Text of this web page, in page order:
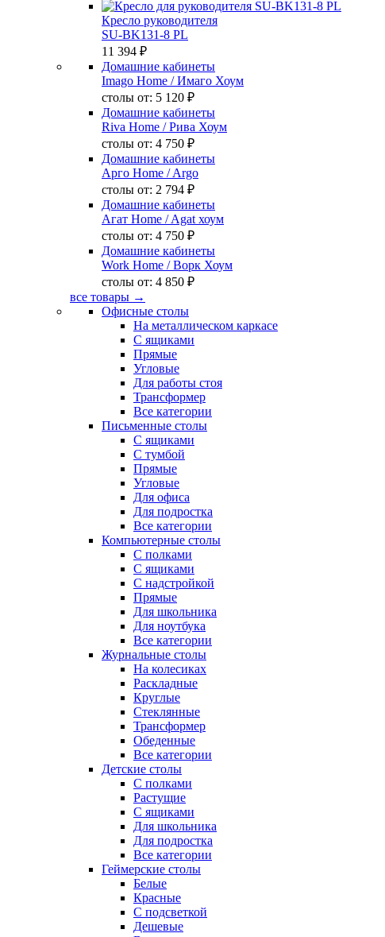
Кресло руководителя
SU-BK131-8 PL
11 394 ₽
Домашние кабинеты
Imago Home / Имаго Хоум
столы от: 5 120 ₽
Домашние кабинеты
Riva Home / Рива Хоум
столы от: 4 750 ₽
Домашние кабинеты
Арго Home / Argo
столы от: 2 794 ₽
Домашние кабинеты
Агат Home / Agat хоум
столы от: 4 750 ₽
Домашние кабинеты
Work Home / Ворк Хоум
столы от: 4 850 ₽
все товары →
Офисные столы
На металлическом каркасе
С ящиками
Прямые
Угловые
Для работы стоя
Трансформер
Все категории
Письменные столы
С ящиками
С тумбой
Прямые
Угловые
Для офиса
Для подростка
Все категории
Компьютерные столы
С полками
С ящиками
С надстройкой
Прямые
Для школьника
Для ноутбука
Все категории
Журнальные столы
На колесиках
Раскладные
Круглые
Стеклянные
Трансформер
Обеденные
Все категории
Детские столы
С полками
Растущие
С ящиками
Для школьника
Для подростка
Все категории
Геймерские столы
Белые
Красные
С подсветкой
Дешевые